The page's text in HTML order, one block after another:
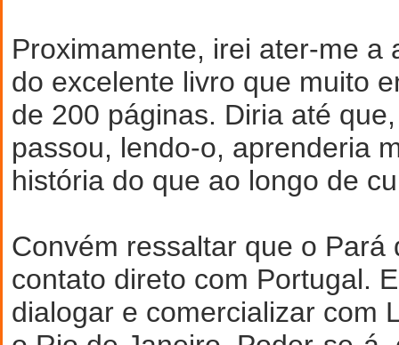
Proximamente, irei ater-me a
do excelente livro que muito
de 200 páginas. Diria até
passou, lendo-o, aprenderia
história do que ao longo de
Convém ressaltar que o Pará
contato direto com Portugal.
dialogar e comercializar com